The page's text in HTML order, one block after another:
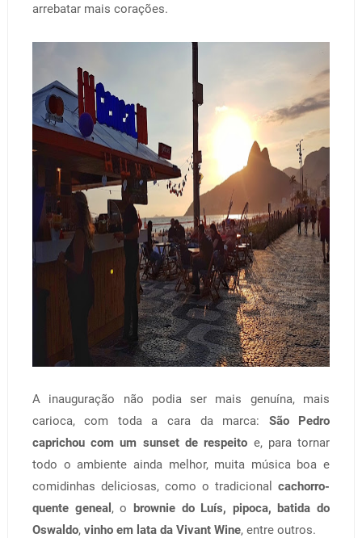
arrebatar mais corações.
A inauguração não podia ser mais genuína, mais
carioca, com toda a cara da marca: São Pedro
caprichou com um sunset de respeito e, para tornar
todo o ambiente ainda melhor, muita música boa e
comidinhas deliciosas, como o tradicional
cachorro-
quente geneal , o brownie do Luís, pipoca, batida do
Oswaldo, vinho em lata da Vivant Wine, entre outros.